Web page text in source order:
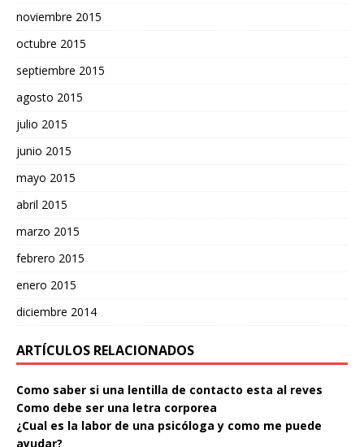
noviembre 2015
octubre 2015
septiembre 2015
agosto 2015
julio 2015
junio 2015
mayo 2015
abril 2015
marzo 2015
febrero 2015
enero 2015
diciembre 2014
ARTÍCULOS RELACIONADOS
Como saber si una lentilla de contacto esta al reves
Como debe ser una letra corporea
¿Cual es la labor de una psicóloga y como me puede
ayudar?